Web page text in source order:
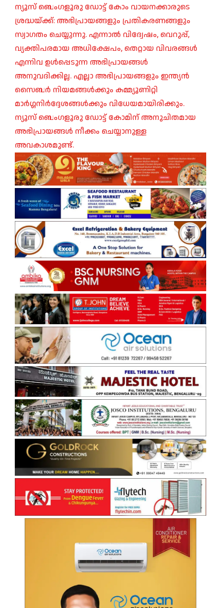
ന്യൂസ് ബെംഗളൂരു ഡോട്ട് കോം വായനക്കാരുടെ
ശ്രദ്ധയ്ക്ക്: അഭിപ്രായങ്ങളും പ്രതികരണങ്ങളും
സ്വാഗതം ചെയ്യുന്നു. എന്നാൽ വിദ്വേഷം, വെറുപ്പ്,
വ്യക്തിപരമായ അധിക്ഷേപം, തെറ്റായ വിവരങ്ങൾ
എന്നിവ ഉൾപ്പെടുന്ന അഭിപ്രായങ്ങൾ
അനുവദിക്കില്ല. എല്ലാ അഭിപ്രായങ്ങളും ഇന്ത്യൻ
സൈബർ നിയമങ്ങൾക്കും കമ്മ്യൂണിറ്റി
മാർഗ്ഗനിർദ്ദേശങ്ങൾക്കും വിധേയമായിരിക്കും.
ന്യൂസ് ബെംഗളൂരു ഡോട്ട് കോമിന് അനുചിതമായ
അഭിപ്രായങ്ങൾ നീക്കം ചെയ്യാനുള്ള
അവകാശമുണ്ട്.